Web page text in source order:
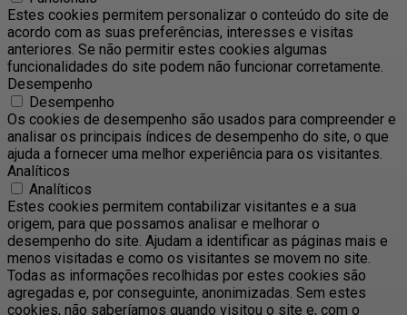
Estes cookies permitem personalizar o conteúdo do site de
acordo com as suas preferências, interesses e visitas
anteriores. Se não permitir estes cookies algumas
funcionalidades do site podem não funcionar corretamente.
Desempenho
Desempenho
Os cookies de desempenho são usados ​​para compreender e
analisar os principais índices de desempenho do site, o que
ajuda a fornecer uma melhor experiência para os visitantes.
Analíticos
Analíticos
Estes cookies permitem contabilizar visitantes e a sua
origem, para que possamos analisar e melhorar o
desempenho do site. Ajudam a identificar as páginas mais e
menos visitadas e como os visitantes se movem no site.
Todas as informações recolhidas por estes cookies são
agregadas e, por conseguinte, anonimizadas. Sem estes
cookies, não saberíamos quando visitou o site e, com o